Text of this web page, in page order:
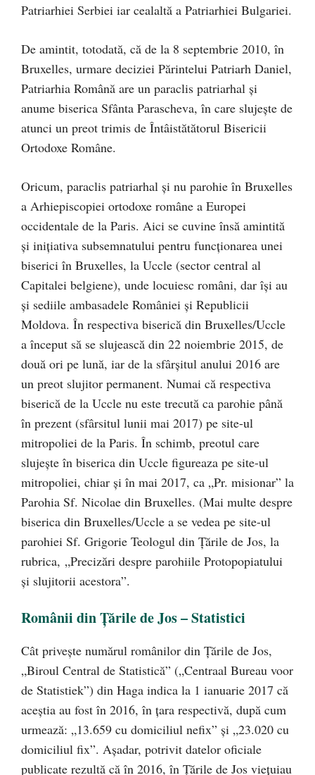
Patriarhiei Serbiei iar cealaltă a Patriarhiei Bulgariei.
De amintit, totodată, că de la 8 septembrie 2010, în
Bruxelles, urmare deciziei Părintelui Patriarh Daniel,
Patriarhia Română are un paraclis patriarhal și
anume biserica Sfânta Parascheva, în care slujește de
atunci un preot trimis de Întâistătătorul Bisericii
Ortodoxe Române.
Oricum, paraclis patriarhal și nu parohie în Bruxelles
a Arhiepiscopiei ortodoxe române a Europei
occidentale de la Paris. Aici se cuvine însă amintită
și inițiativa subsemnatului pentru funcționarea unei
biserici în Bruxelles, la Uccle (sector central al
Capitalei belgiene), unde locuiesc români, dar își au
și sediile ambasadele României și Republicii
Moldova. În respectiva biserică din Bruxelles/Uccle
a început să se slujească din 22 noiembrie 2015, de
două ori pe lună, iar de la sfârșitul anului 2016 are
un preot slujitor permanent. Numai că respectiva
biserică de la Uccle nu este trecută ca parohie până
în prezent (sfârsitul lunii mai 2017) pe site-ul
mitropoliei de la Paris. În schimb, preotul care
slujește în biserica din Uccle figureaza pe site-ul
mitropoliei, chiar și în mai 2017, ca „Pr. misionar” la
Parohia Sf. Nicolae din Bruxelles. (Mai multe despre
biserica din Bruxelles/Uccle a se vedea pe site-ul
parohiei Sf. Grigorie Teologul din Țările de Jos, la
rubrica, „Precizări despre parohiile Protopopiatului
și slujitorii acestora”.
Românii din Țările de Jos – Statistici
Cât privește numărul românilor din Țările de Jos,
„Biroul Central de Statistică” („Centraal Bureau voor
de Statistiek”) din Haga indica la 1 ianuarie 2017 că
aceștia au fost în 2016, în țara respectivă, după cum
urmează: „13.659 cu domiciliul nefix” și „23.020 cu
domiciliul fix”. Așadar, potrivit datelor oficiale
publicate rezultă că în 2016, în Țările de Jos viețuiau